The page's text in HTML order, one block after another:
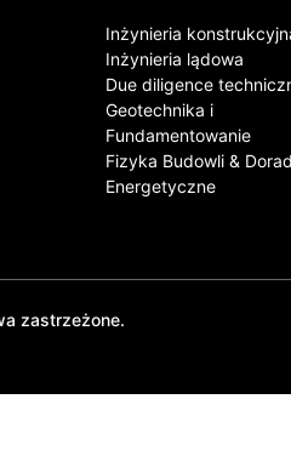
Inżynieria
Inżynieria lądowa
Due diligence
Geotechnika i
Fundamentowanie
Fizyka Budowli &
Energetyczne
zastrzeżone.